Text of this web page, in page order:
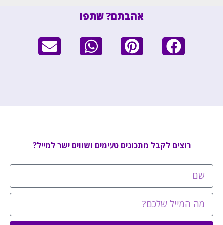
אהבתם? שתפו
רוצים לקבל מתכונים טעימים ושווים ישר למייל?